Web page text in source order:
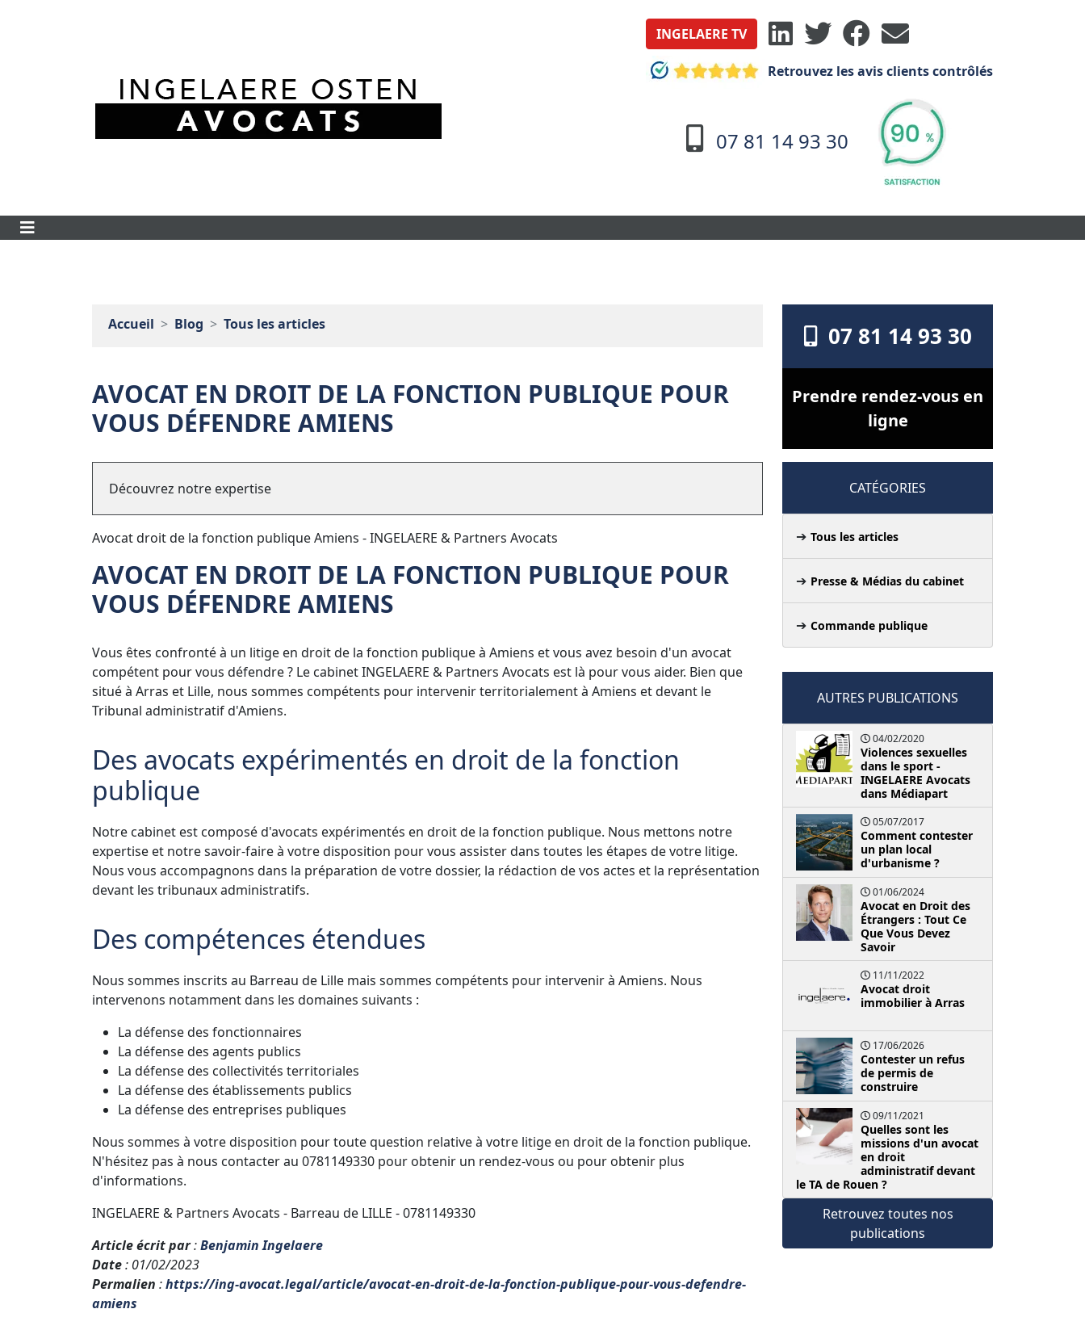
INGELAERE TV
Retrouvez les avis clients contrôlés
07 81 14 93 30
Accueil Blog Tous les articles
AVOCAT EN DROIT DE LA FONCTION PUBLIQUE POUR
VOUS DÉFENDRE AMIENS
Découvrez notre expertise
Avocat droit de la fonction publique Amiens - INGELAERE & Partners Avocats
AVOCAT EN DROIT DE LA FONCTION PUBLIQUE POUR
VOUS DÉFENDRE AMIENS
Vous êtes confronté à un litige en droit de la fonction publique à Amiens et vous avez besoin d'un avocat
compétent pour vous défendre ? Le cabinet INGELAERE & Partners Avocats est là pour vous aider. Bien que
situé à Arras et Lille, nous sommes compétents pour intervenir territorialement à Amiens et devant le
Tribunal administratif d'Amiens.
Des avocats expérimentés en droit de la fonction
publique
Notre cabinet est composé d'avocats expérimentés en droit de la fonction publique. Nous mettons notre
expertise et notre savoir-faire à votre disposition pour vous assister dans toutes les étapes de votre litige.
Nous vous accompagnons dans la préparation de votre dossier, la rédaction de vos actes et la représentation
devant les tribunaux administratifs.
Des compétences étendues
Nous sommes inscrits au Barreau de Lille mais sommes compétents pour intervenir à Amiens. Nous
intervenons notamment dans les domaines suivants :
La défense des fonctionnaires
La défense des agents publics
La défense des collectivités territoriales
La défense des établissements publics
La défense des entreprises publiques
Nous sommes à votre disposition pour toute question relative à votre litige en droit de la fonction publique.
N'hésitez pas à nous contacter au 0781149330 pour obtenir un rendez-vous ou pour obtenir plus
d'informations.
INGELAERE & Partners Avocats - Barreau de LILLE - 0781149330
Article écrit par:Benjamin Ingelaere
Date: 01/02/2023
Permalien :https://ing-avocat.legal/article/avocat-en-droit-de-la-fonction-publique-pour-vous-defendre-
amiens
07 81 14 93 30
Prendre rendez-vous en
ligne
CATÉGORIES
Tous les articles
Presse & Médias du cabinet
Commande publique
AUTRES PUBLICATIONS
04/02/2020
Violences sexuelles
dans le sport -
INGELAERE Avocats
dans Médiapart
05/07/2017
Comment contester
un plan local
d'urbanisme ?
01/06/2024
Avocat en Droit des
Étrangers : Tout Ce
Que Vous Devez
Savoir
11/11/2022
Avocat droit
immobilier à Arras
17/06/2026
Contester un refus
de permis de
construire
09/11/2021
Quelles sont les
missions d'un avocat
en droit
administratif devant
le TA de Rouen ?
Retrouvez toutes nos
publications